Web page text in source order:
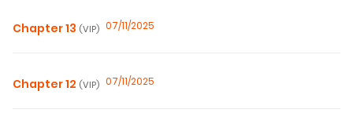
Chapter 13 (VIP) 07/11/2025
Chapter 12 (VIP) 07/11/2025